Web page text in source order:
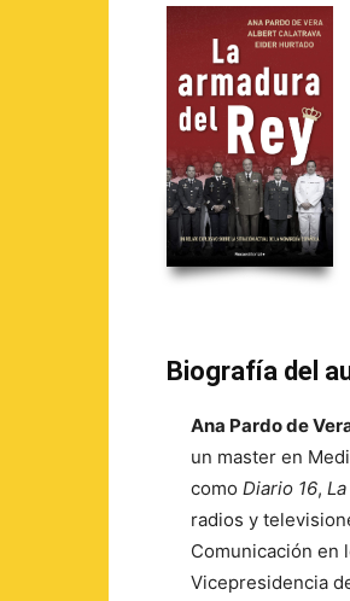
Biografía del
Ana Pardo de
un master en
como Diario 16,
radios y
Comunicación en
Vicepresidencia